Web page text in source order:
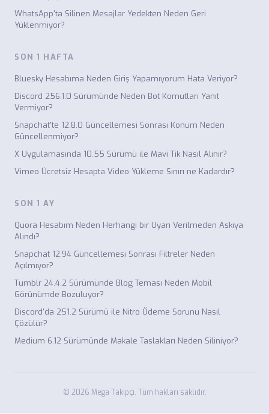
WhatsApp'ta Silinen Mesajlar Yedekten Neden Geri
Yüklenmiyor?
SON 1 HAFTA
Bluesky Hesabıma Neden Giriş Yapamıyorum Hata Veriyor?
Discord 256.1.0 Sürümünde Neden Bot Komutları Yanıt
Vermiyor?
Snapchat'te 12.8.0 Güncellemesi Sonrası Konum Neden
Güncellenmiyor?
X Uygulamasında 10.55 Sürümü ile Mavi Tik Nasıl Alınır?
Vimeo Ücretsiz Hesapta Video Yükleme Sınırı ne Kadardır?
SON 1 AY
Quora Hesabım Neden Herhangi bir Uyarı Verilmeden Askıya
Alındı?
Snapchat 12.94 Güncellemesi Sonrası Filtreler Neden
Açılmıyor?
Tumblr 24.4.2 Sürümünde Blog Teması Neden Mobil
Görünümde Bozuluyor?
Discord'da 251.2 Sürümü ile Nitro Ödeme Sorunu Nasıl
Çözülür?
Medium 6.12 Sürümünde Makale Taslakları Neden Siliniyor?
© 2026 Mega Takipçi. Tüm hakları saklıdır.